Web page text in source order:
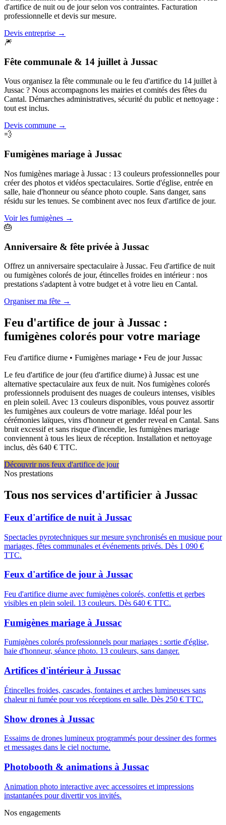
d'artifice de nuit ou de jour selon vos contraintes. Facturation
professionnelle et devis sur mesure.
Devis entreprise →
🎆
Fête communale & 14 juillet à Jussac
Vous organisez la fête communale ou le feu d'artifice du 14 juillet à
Jussac ? Nous accompagnons les mairies et comités des fêtes du
Cantal. Démarches administratives, sécurité du public et nettoyage :
tout est inclus.
Devis commune →
💨
Fumigènes mariage à Jussac
Nos fumigènes mariage à Jussac : 13 couleurs professionnelles pour
créer des photos et vidéos spectaculaires. Sortie d'église, entrée en
salle, haie d'honneur ou séance photo couple. Sans danger, sans
résidu sur les tenues. Se combinent avec nos feux d'artifice de jour.
Voir les fumigènes →
🎂
Anniversaire & fête privée à Jussac
Offrez un anniversaire spectaculaire à Jussac. Feu d'artifice de nuit
ou fumigènes colorés de jour, étincelles froides en intérieur : nos
prestations s'adaptent à votre budget et à votre lieu en Cantal.
Organiser ma fête →
Feu d'artifice de jour à Jussac :
fumigènes colorés pour votre mariage
Feu d'artifice diurne • Fumigènes mariage • Feu de jourJussac
Le feu d'artifice de jour (feu d'artifice diurne) à Jussac est une
alternative spectaculaire aux feux de nuit. Nos fumigènes colorés
professionnels produisent des nuages de couleurs intenses, visibles
en plein soleil. Avec 13 couleurs disponibles, vous pouvez assortir
les fumigènes aux couleurs de votre mariage. Idéal pour les
cérémonies laïques, vins d'honneur et gender reveal en Cantal. Sans
bruit excessif et sans risque d'incendie, les fumigènes mariage
conviennent à tous les lieux de réception. Installation et nettoyage
inclus, dès 640 € TTC.
Découvrir nos feux d'artifice de jour
Nos prestations
Tous nos services d'artificier à Jussac
Feux d'artifice de nuit à Jussac
Spectacles pyrotechniques sur mesure synchronisés en musique pour
mariages, fêtes communales et événements privés. Dès 1 090 €
TTC.
Feux d'artifice de jour à Jussac
Feu d'artifice diurne avec fumigènes colorés, confettis et gerbes
visibles en plein soleil. 13 couleurs. Dès 640 € TTC.
Fumigènes mariage à Jussac
Fumigènes colorés professionnels pour mariages : sortie d'église,
haie d'honneur, séance photo. 13 couleurs, sans danger.
Artifices d'intérieur à Jussac
Étincelles froides, cascades, fontaines et arches lumineuses sans
chaleur ni fumée pour vos réceptions en salle. Dès 250 € TTC.
Show drones à Jussac
Essaims de drones lumineux programmés pour dessiner des formes
et messages dans le ciel nocturne.
Photobooth & animations à Jussac
Animation photo interactive avec accessoires et impressions
instantanées pour divertir vos invités.
Nos engagements